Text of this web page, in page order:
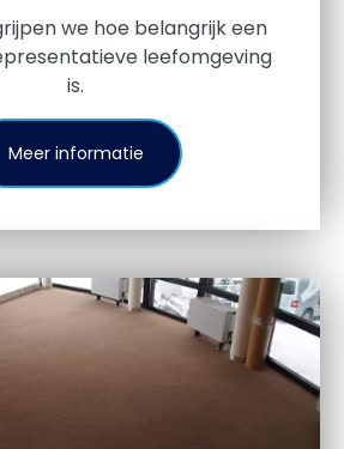
we hoe belangrijk een
leefomgeving
is.
Meer informatie